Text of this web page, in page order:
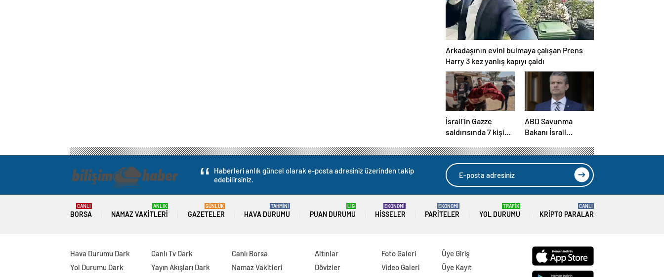
Arkadaşının evini bulmaya çalışan Prens
Harry 3 kez yanlış kapıyı çaldı
İsrail’in Gazze
saldırısında 7 kişi
ABD Savunma
Bakanı İsrail
Haberleri anlık güncel olarak e-posta adresiniz üzerinden takip
edebilirsiniz.
BORSA
CANLI
NAMAZ VAKITLERI
ANLIK
GAZETELER
GÜNLÜK
HAVA DURUMU
TAHMİNİ
PUAN DURUMU
LİG
HISSELER
EKONOMİ
PARITELER
EKONOMİ
YOL DURUMU
TRAFİK
KRIPTO PARALAR
CANLI
Hava Durumu Dark
Yol Durumu Dark
Canlı Tv Dark
Yayın Akışları Dark
Canlı Borsa
Namaz Vakitleri
Altınlar
Dövizler
Foto Galeri
Video Galeri
Üye Giriş
Üye Kayıt